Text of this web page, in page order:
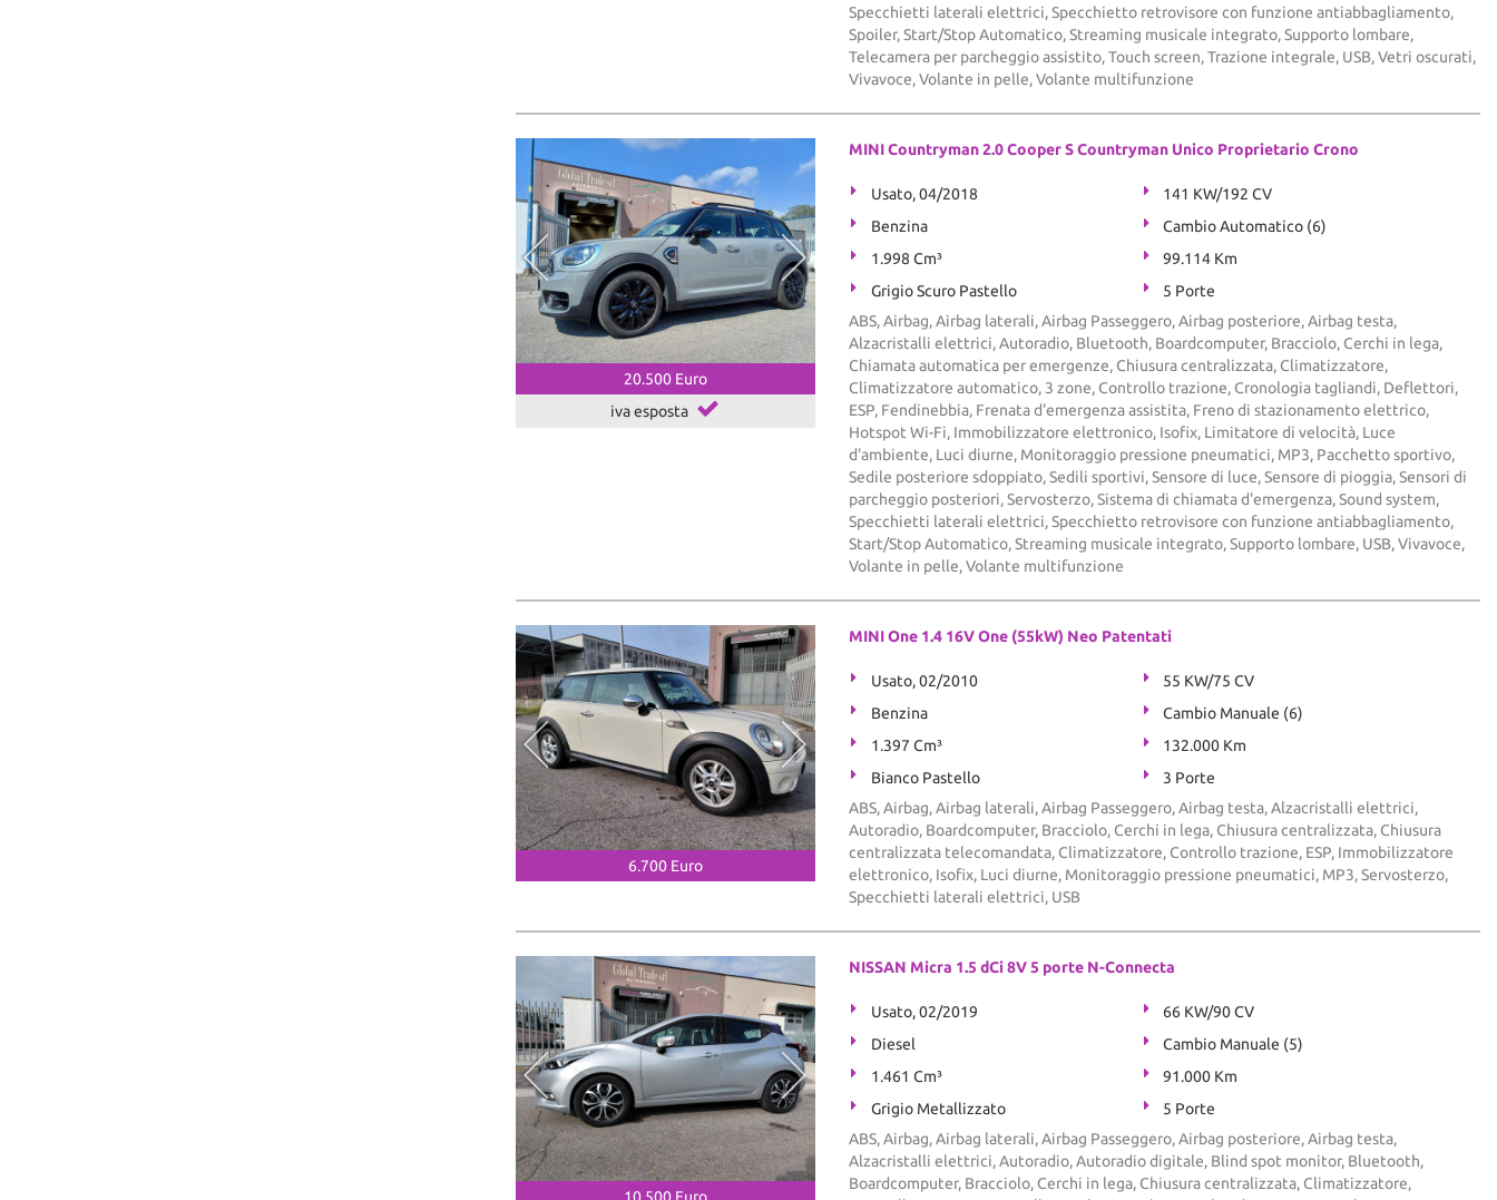
Specchietti laterali elettrici, Specchietto retrovisore con funzione antiabbagliamento,
Spoiler, Start/Stop Automatico, Streaming musicale integrato, Supporto lombare,
Telecamera per parcheggio assistito, Touch screen, Trazione integrale, USB, Vetri oscurati,
Vivavoce, Volante in pelle, Volante multifunzione
20.500 Euro
iva esposta
MINI Countryman 2.0 Cooper S Countryman Unico Proprietario Crono
Usato, 04/2018
141 KW/192 CV
Benzina
Cambio Automatico (6)
1.998 Cm³
99.114 Km
Grigio Scuro Pastello
5 Porte
ABS, Airbag, Airbag laterali, Airbag Passeggero, Airbag posteriore, Airbag testa,
Alzacristalli elettrici, Autoradio, Bluetooth, Boardcomputer, Bracciolo, Cerchi in lega,
Chiamata automatica per emergenze, Chiusura centralizzata, Climatizzatore,
Climatizzatore automatico, 3 zone, Controllo trazione, Cronologia tagliandi, Deflettori,
ESP, Fendinebbia, Frenata d'emergenza assistita, Freno di stazionamento elettrico,
Hotspot Wi-Fi, Immobilizzatore elettronico, Isofix, Limitatore di velocità, Luce
d'ambiente, Luci diurne, Monitoraggio pressione pneumatici, MP3, Pacchetto sportivo,
Sedile posteriore sdoppiato, Sedili sportivi, Sensore di luce, Sensore di pioggia, Sensori di
parcheggio posteriori, Servosterzo, Sistema di chiamata d'emergenza, Sound system,
Specchietti laterali elettrici, Specchietto retrovisore con funzione antiabbagliamento,
Start/Stop Automatico, Streaming musicale integrato, Supporto lombare, USB, Vivavoce,
Volante in pelle, Volante multifunzione
6.700 Euro
MINI One 1.4 16V One (55kW) Neo Patentati
Usato, 02/2010
55 KW/75 CV
Benzina
Cambio Manuale (6)
1.397 Cm³
132.000 Km
Bianco Pastello
3 Porte
ABS, Airbag, Airbag laterali, Airbag Passeggero, Airbag testa, Alzacristalli elettrici,
Autoradio, Boardcomputer, Bracciolo, Cerchi in lega, Chiusura centralizzata, Chiusura
centralizzata telecomandata, Climatizzatore, Controllo trazione, ESP, Immobilizzatore
elettronico, Isofix, Luci diurne, Monitoraggio pressione pneumatici, MP3, Servosterzo,
Specchietti laterali elettrici, USB
NISSAN Micra 1.5 dCi 8V 5 porte N-Connecta
Usato, 02/2019
66 KW/90 CV
Diesel
Cambio Manuale (5)
1.461 Cm³
91.000 Km
Grigio Metallizzato
5 Porte
ABS, Airbag, Airbag laterali, Airbag Passeggero, Airbag posteriore, Airbag testa,
Alzacristalli elettrici, Autoradio, Autoradio digitale, Blind spot monitor, Bluetooth,
Boardcomputer, Bracciolo, Cerchi in lega, Chiusura centralizzata, Climatizzatore,